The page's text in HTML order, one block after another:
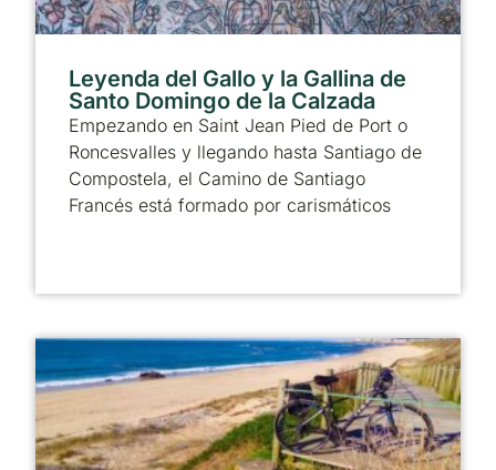
Leyenda del Gallo y la Gallina de
Santo Domingo de la Calzada
Empezando en Saint Jean Pied de Port o
Roncesvalles y llegando hasta Santiago de
Compostela, el Camino de Santiago
Francés está formado por carismáticos